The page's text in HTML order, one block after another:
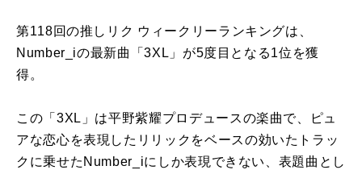
第118回の推しリク ウィークリーランキングは、
Number_iの最新曲「3XL」が5度目となる1位を獲
得。
この「3XL」は平野紫耀プロデュースの楽曲で、ピュ
アな恋心を表現したリリックをベースの効いたトラッ
クに乗せたNumber_iにしか表現できない、表題曲とし